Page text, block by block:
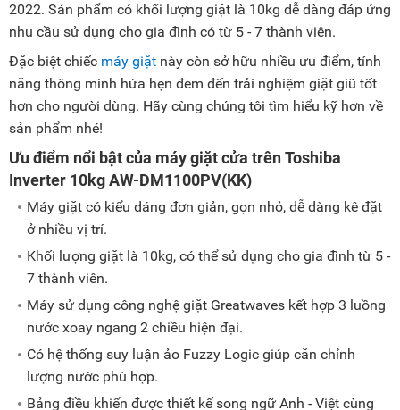
2022. Sản phẩm có khối lượng giặt là 10kg dễ dàng đáp ứng
nhu cầu sử dụng cho gia đình có từ 5 - 7 thành viên.
Đặc biệt chiếc máy giặt này còn sở hữu nhiều ưu điểm, tính
năng thông minh hứa hẹn đem đến trải nghiệm giặt giũ tốt
hơn cho người dùng. Hãy cùng chúng tôi tìm hiểu kỹ hơn về
sản phẩm nhé!
Ưu điểm nổi bật của máy giặt cửa trên Toshiba
Inverter 10kg AW-DM1100PV(KK)
Máy giặt có kiểu dáng đơn giản, gọn nhỏ, dễ dàng kê đặt
ở nhiều vị trí.
Khối lượng giặt là 10kg, có thể sử dụng cho gia đình từ 5 -
7 thành viên.
Máy sử dụng công nghệ giặt Greatwaves kết hợp 3 luồng
nước xoay ngang 2 chiều hiện đại.
Có hệ thống suy luận ảo Fuzzy Logic giúp căn chỉnh
lượng nước phù hợp.
Bảng điều khiển được thiết kế song ngữ Anh - Việt cùng